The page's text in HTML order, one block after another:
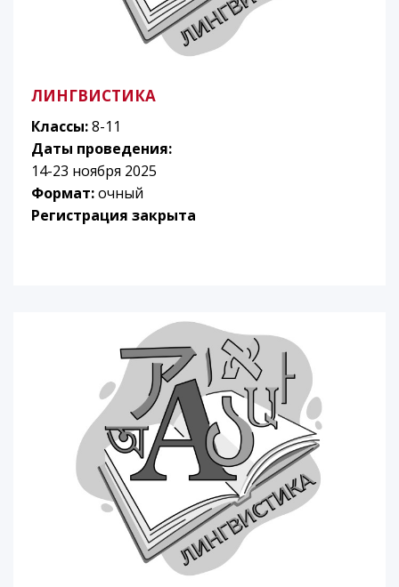
ЛИНГВИСТИКА
Классы:8-11
Даты проведения:
14-23 ноября 2025
Формат:очный
Регистрация закрыта